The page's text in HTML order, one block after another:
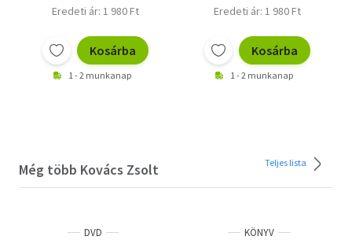
Eredeti ár: 1 980 Ft
Kosárba
1 - 2 munkanap
Eredeti ár: 1 980 Ft
Kosárba
1 - 2 munkanap
Még több Kovács Zsolt Teljes lista
DVD KÖNYV